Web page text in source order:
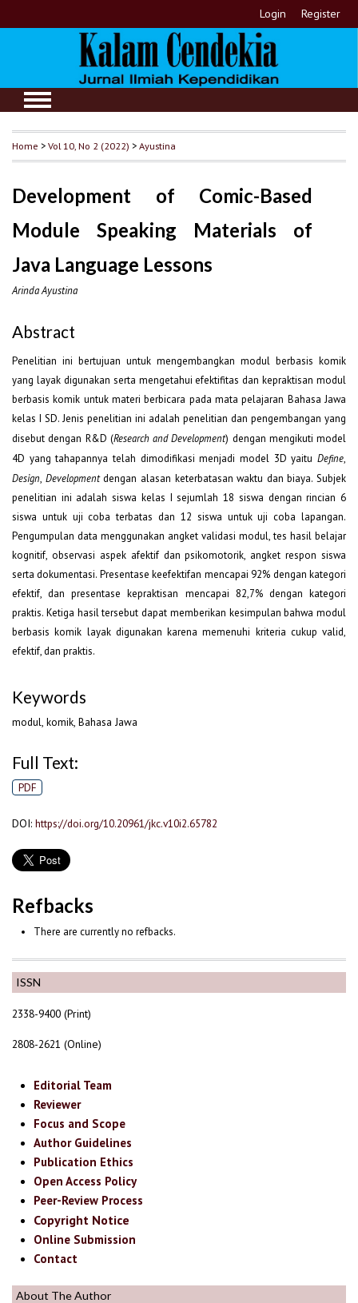
Login Register
ISSN
2338-9400 (Print)
2808-2621 (Online)
Editorial Team
Reviewer
Focus and Scope
Author Guidelines
Publication Ethics
Open Access Policy
Peer-Review Process
Copyright Notice
Online Submission
Contact
About The Author
Home >Vol 10, No 2 (2022) >Ayustina
Development of Comic-Based
Module Speaking Materials of
Java Language Lessons
Arinda Ayustina
Abstract
Penelitian ini bertujuan untuk mengembangkan modul berbasis komik
yang layak digunakan serta mengetahui efektifitas dan kepraktisan modul
berbasis komik untuk materi berbicara pada mata pelajaran Bahasa Jawa
kelas I SD. Jenis penelitian ini adalah penelitian dan pengembangan yang
disebut dengan R&D (Research and Development) dengan mengikuti model
4D yang tahapannya telah dimodifikasi menjadi model 3D yaitu Define,
Design, Developmentdengan alasan keterbatasan waktu dan biaya. Subjek
penelitian ini adalah siswa kelas I sejumlah 18 siswa dengan rincian 6
siswa untuk uji coba terbatas dan 12 siswa untuk uji coba lapangan.
Pengumpulan data menggunakan angket validasi modul, tes hasil belajar
kognitif, observasi aspek afektif dan psikomotorik, angket respon siswa
serta dokumentasi. Presentase keefektifan mencapai 92% dengan kategori
efektif, dan presentase kepraktisan mencapai 82,7% dengan kategori
praktis. Ketiga hasil tersebut dapat memberikan kesimpulan bahwa modul
berbasis komik layak digunakan karena memenuhi kriteria cukup valid,
efektif, dan praktis.
Keywords
modul, komik, Bahasa Jawa
Full Text:
PDF
DOI: https://doi.org/10.20961/jkc.v10i2.65782
Refbacks
There are currently no refbacks.